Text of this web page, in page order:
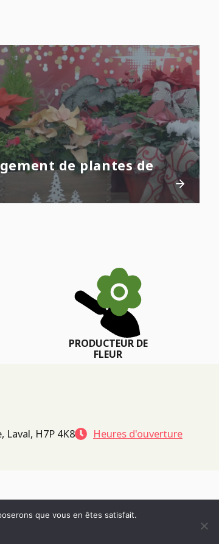
de plantes de
PRODUCTEUR DE
FLEUR
Laval, H7P 4K8 Heures d'ouverture
POLITIQUE DE CONFIDENTIALITÉ
que vous en êtes satisfait.